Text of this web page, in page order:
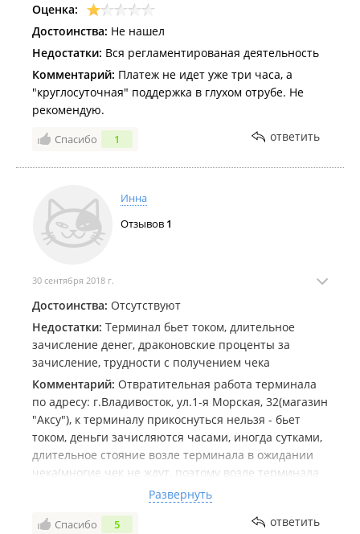
Оценка:
Достоинства: Не нашел
Недостатки: Вся регламентированая деятельность
Комментарий: Платеж не идет уже три часа, а
"круглосуточная" поддержка в глухом отрубе. Не
рекомендую.
Спасибо 1 ответить
Инна
Отзывов 1
30 сентября 2018 г.
Достоинства: Отсутствуют
Недостатки: Терминал бьет током, длительное
зачисление денег, драконовские проценты за
зачисление, трудности с получением чека
Комментарий: Отвратительная работа терминала
по адресу: г.Владивосток, ул.1-я Морская, 32(магазин
"Аксу"), к терминалу прикоснуться нельзя - бьет
током, деньги зачисляются часами, иногда сутками,
длительное стояние возле терминала в ожидании
чека(многие чек не ждут, поэтому возле терминала
мусорка из чеков), часто чек не выдает вообще, при
этом снимаются огромные проценты за оказанную
"услугу".
Развернуть
Спасибо 5 ответить